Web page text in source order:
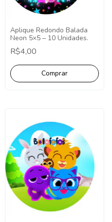
Aplique Redondo Balada
Neon 5×5 – 10 Unidades.
R$4,00